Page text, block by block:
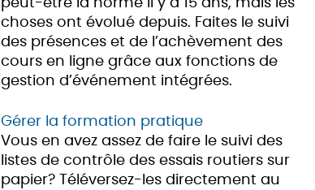
peut-être la norme il y a 15 ans, mais les
choses ont évolué depuis. Faites le suivi
des présences et de l’achèvement des
cours en ligne grâce aux fonctions de
gestion d’événement intégrées.
Gérer la formation pratique
Vous en avez assez de faire le suivi des
listes de contrôle des essais routiers sur
papier? Téléversez-les directement au